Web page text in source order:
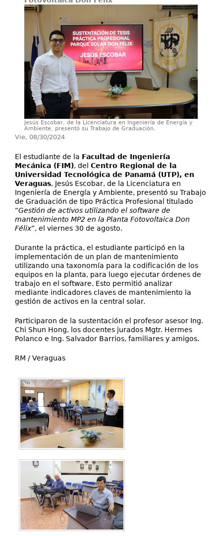
Servicios
Jesús Escobar, de la Licenciatura en Ingeniería de Energía y
Ambiente, presentó su Trabajo de Graduación.
Vie, 08/30/2024
El estudiante de la Facultad de Ingeniería
Mecánica (FIM), del Centro Regional de la
Universidad Tecnológica de Panamá (UTP), en
Veraguas, Jesús Escobar, de la Licenciatura en
Ingeniería de Energía y Ambiente, presentó su Trabajo
de Graduación de tipo Práctica Profesional titulado
“Gestión de activos utilizando el software de
mantenimiento MP2 en la Planta Fotovoltaica Don
Félix”, el viernes 30 de agosto.
Durante la práctica, el estudiante participó en la
implementación de un plan de mantenimiento
utilizando una taxonomía para la codificación de los
equipos en la planta, para luego ejecutar órdenes de
trabajo en el software. Esto permitió analizar
mediante indicadores claves de mantenimiento la
gestión de activos en la central solar.
Participaron de la sustentación el profesor asesor Ing.
Chi Shun Hong, los docentes jurados Mgtr. Hermes
Polanco e Ing. Salvador Barrios, familiares y amigos.
RM / Veraguas